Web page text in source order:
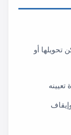
تحويلها أو